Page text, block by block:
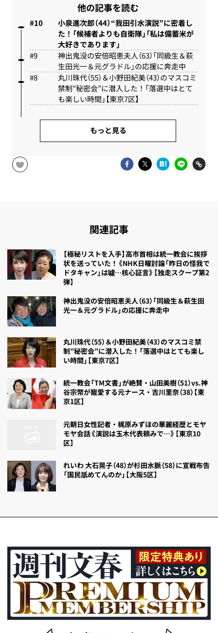
他の記事を読む
小泉進次郎（44）“我田引水演説”に密着し
た！「候補者よりも自衛隊」「私は備蓄米が
大好きであります」
神出鬼没の安倍昭恵夫人（63）「同級生＆萩
生田光一＆元グラドル」の応援に奔走中
丸川珠代（55）＆小野田紀美（43）のマスコミ
禁制”秘密会”に潜入した！「落選中はとて
も楽しい時間」【東京7区】
もっと見る
関連記事
【極秘リストを入手】高市首相は統一教会に挨拶
状を送っていた！《NHK日曜討論「昨日の怪我で
ドタキャン」は噓…核心証言》【独走スクープ第2
弾】
神出鬼没の安倍昭恵夫人（63）「同級生＆萩生田
光一＆元グラドル」の応援に奔走中
丸川珠代（55）＆小野田紀美（43）のマスコミ禁
制”秘密会”に潜入した！「落選中はとても楽し
い時間」【東京7区】
統一教会「TM文書」が絶賛・山田美樹（51）vs.神
谷宗幣が寵愛する元ナース・吉川里奈（38）【東
京1区】
元朝日女性記者・梶原みずほの華麗経歴とモヤ
モヤ会話《演説は玉木代表頼みで…》【東京10
区】
れいわ 大石晃子（48）が杉田水脈（58）に宣戦布告
「国民舐めてんのか」【大阪5区】